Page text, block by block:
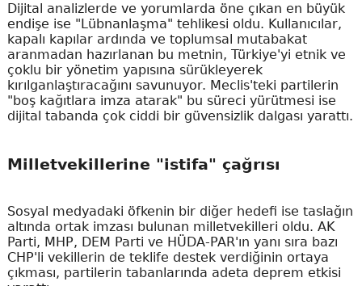
Dijital analizlerde ve yorumlarda öne çıkan en büyük
endişe ise "Lübnanlaşma" tehlikesi oldu. Kullanıcılar,
kapalı kapılar ardında ve toplumsal mutabakat
aranmadan hazırlanan bu metnin, Türkiye'yi etnik ve
çoklu bir yönetim yapısına sürükleyerek
kırılganlaştıracağını savunuyor. Meclis'teki partilerin
"boş kağıtlara imza atarak" bu süreci yürütmesi ise
dijital tabanda çok ciddi bir güvensizlik dalgası yarattı.
Milletvekillerine "istifa" çağrısı
Sosyal medyadaki öfkenin bir diğer hedefi ise taslağın
altında ortak imzası bulunan milletvekilleri oldu. AK
Parti, MHP, DEM Parti ve HÜDA-PAR'ın yanı sıra bazı
CHP'li vekillerin de teklife destek verdiğinin ortaya
çıkması, partilerin tabanlarında adeta deprem etkisi